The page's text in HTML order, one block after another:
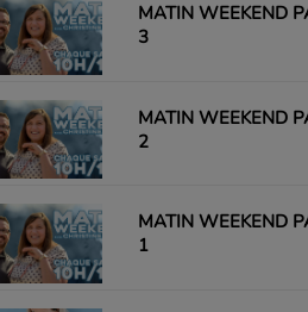
MATIN WEEKEND PARTIE
3
MATIN WEEKEND PARTIE
2
MATIN WEEKEND PARTIE
1